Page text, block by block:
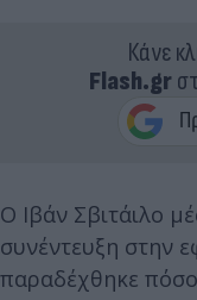
Κάνε
Flash.gr
Ο Ιβάν Σβιτάιλο
συνέντευξη στην
παραδέχθηκε